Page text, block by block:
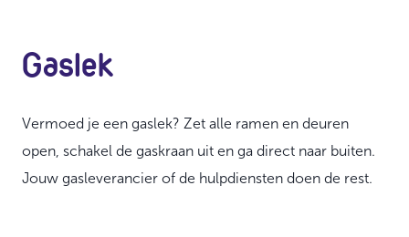
Gaslek
Vermoed je een gaslek? Zet alle ramen en deuren
open, schakel de gaskraan uit en ga direct naar buiten.
Jouw gasleverancier of de hulpdiensten doen de rest.